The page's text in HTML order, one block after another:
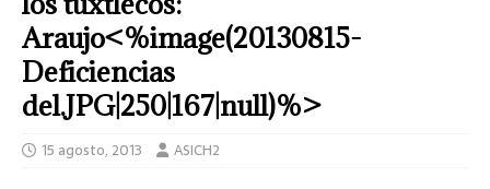
Araujo<%image(20130815-
Deficiencias
del.JPG|250|167|null)%>
15 agosto, 2013 ASICH2